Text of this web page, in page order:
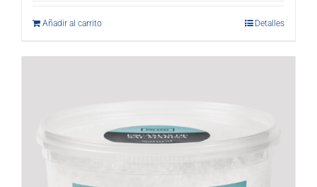
Añadir al carrito Detalles